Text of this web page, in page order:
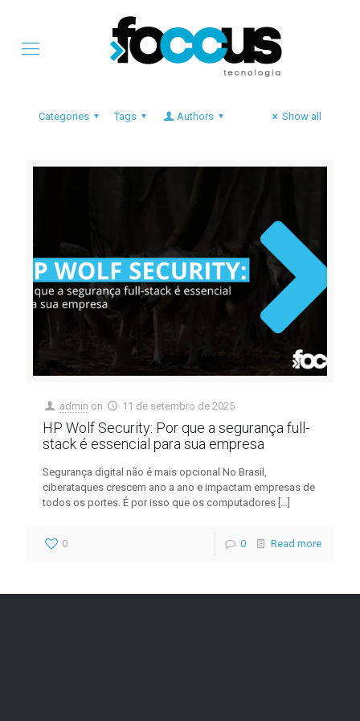
Categories Tags Authors Show all
admin on 11 de setembro de 2025
HP Wolf Security: Por que a segurança full-
stack é essencial para sua empresa
Segurança digital não é mais opcional No Brasil,
ciberataques crescem ano a ano e impactam empresas de
todos os portes. É por isso que os computadores […]
0 0 Read more